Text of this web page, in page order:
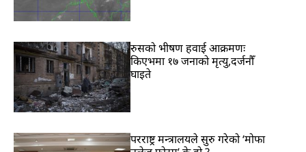
रुसको भीषण हवाई आक्रमणः
किएभमा १७ जनाको मृत्यु,दर्जनौँ
घाइते
परराष्ट्र मन्त्रालयले सुरु गरेको ‘मोफा